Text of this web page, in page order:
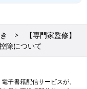
特例）は、スイッチ
）、所得控除（医療
【専門家監修】
除について
子書籍配信サービスが、